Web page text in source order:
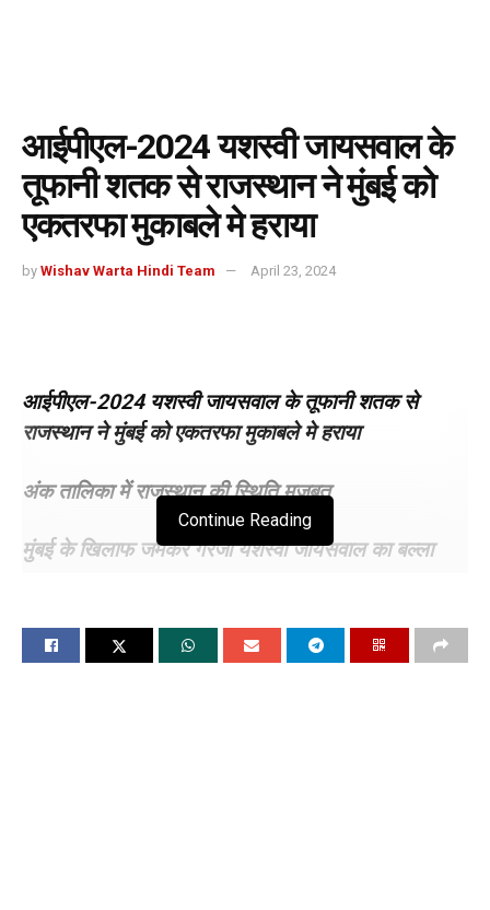
आईपीएल-2024 यशस्वी जायसवाल के
तूफानी शतक से राजस्थान ने मुंबई को
एकतरफा मुकाबले मे हराया
by Wishav Warta Hindi Team April 23, 2024
आईपीएल-2024 यशस्वी जायसवाल के तूफानी शतक से
राजस्थान ने मुंबई को एकतरफा मुकाबले मे हराया
अंक तालिका में राजस्थान की स्थिति मजबूत
मुंबई के खिलाफजमकर गरजायशस्वी जायसवाल का बल्ला
राजस्थान की स्थिति मजबूत हो गई है। टीम पहले स्थान पर 14 अंकों के
Continue Reading